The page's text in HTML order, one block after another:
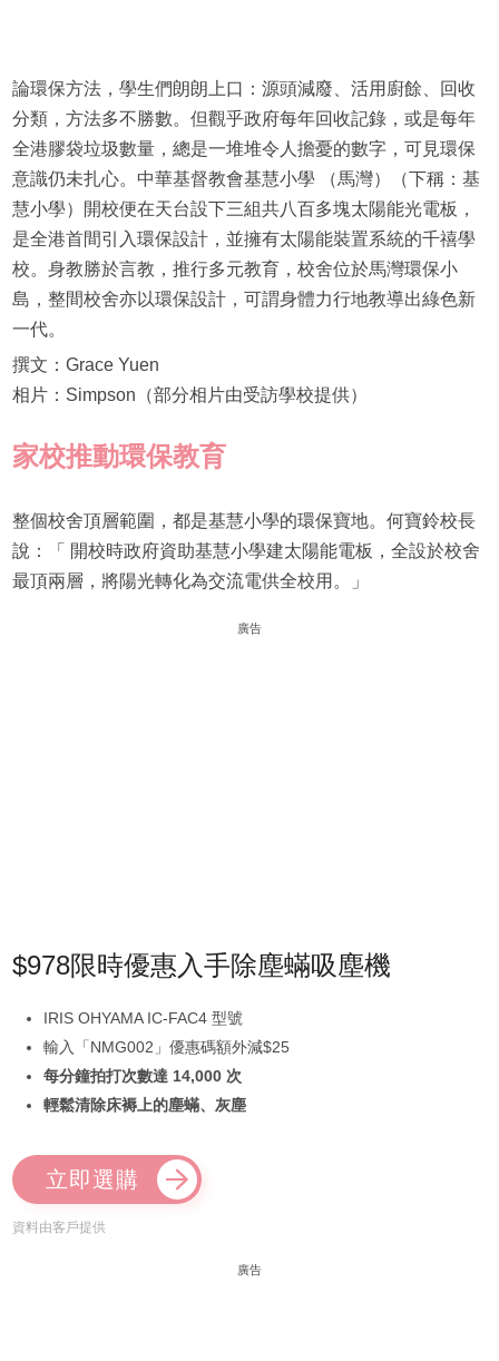
論環保方法，學生們朗朗上口：源頭減廢、活用廚餘、回收
分類，方法多不勝數。但觀乎政府每年回收記錄，或是每年
全港膠袋垃圾數量，總是一堆堆令人擔憂的數字，可見環保
意識仍未扎心。中華基督教會基慧小學 （馬灣）（下稱：基
慧小學）開校便在天台設下三組共八百多塊太陽能光電板，
是全港首間引入環保設計，並擁有太陽能裝置系統的千禧學
校。身教勝於言教，推行多元教育，校舍位於馬灣環保小
島，整間校舍亦以環保設計，可謂身體力行地教導出綠色新
一代。
撰文：Grace Yuen
相片：Simpson（部分相片由受訪學校提供）
家校推動環保教育
整個校舍頂層範圍，都是基慧小學的環保寶地。何寶鈴校長
說：「 開校時政府資助基慧小學建太陽能電板，全設於校舍
最頂兩層，將陽光轉化為交流電供全校用。」
廣告
$978限時優惠入手除塵蟎吸塵機
IRIS OHYAMA IC-FAC4 型號
輸入「NMG002」優惠碼額外減$25
每分鐘拍打次數達 14,000 次
輕鬆清除床褥上的塵蟎、灰塵
立即選購
資料由客戶提供
廣告